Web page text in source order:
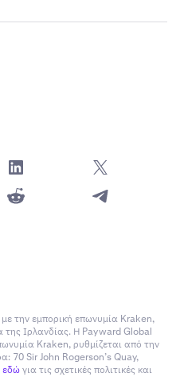
την εμπορική επωνυμία Kraken,
της Ιρλανδίας. Η Payward Global
Kraken, ρυθμίζεται από την
70 Sir John Rogerson’s Quay,
εδώγια τις σχετικές πολιτικές και